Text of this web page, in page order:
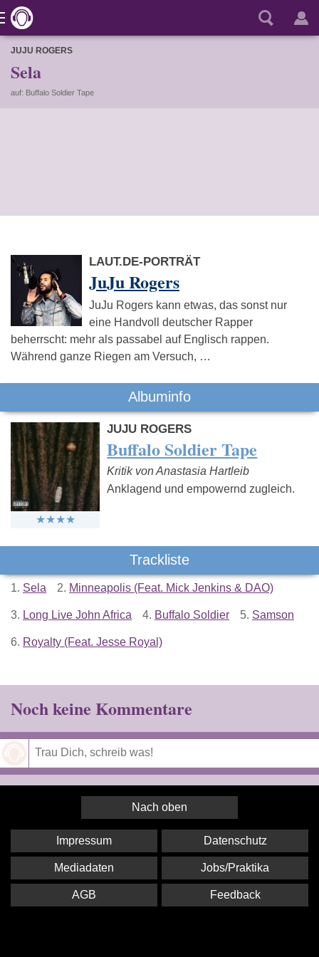
JUJU ROGERS
Sela
auf: Buffalo Soldier Tape
LAUT.DE-PORTRÄT
JuJu Rogers
JuJu Rogers kann etwas, das sonst nur
eine Handvoll deutscher Rapper
beherrscht: mehr als passabel auf Englisch rappen.
Während ganze Riegen am Versuch, …
Albuminfo
JUJU ROGERS
Buffalo Soldier Tape
Kritik von Anastasia Hartleib
Anklagend und empowernd zugleich.
Trackliste
1. Sela 2. Minneapolis (Feat. Mick Jenkins & DAO)
3. Long Live John Africa 4. Buffalo Soldier 5. Samson
6. Royalty (Feat. Jesse Royal)
Noch keine Kommentare
Nach oben
Impressum Datenschutz
Mediadaten Jobs/Praktika
AGB Feedback